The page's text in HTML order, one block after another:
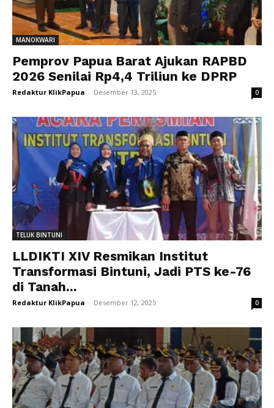
MANOKWARI
Pemprov Papua Barat Ajukan RAPBD
2026 Senilai Rp4,4 Triliun ke DPRP
Redaktur KlikPapua - Desember 13, 2025 0
TELUK BINTUNI
LLDIKTI XIV Resmikan Institut
Transformasi Bintuni, Jadi PTS ke-76
di Tanah...
Redaktur KlikPapua - Desember 12, 2025 0